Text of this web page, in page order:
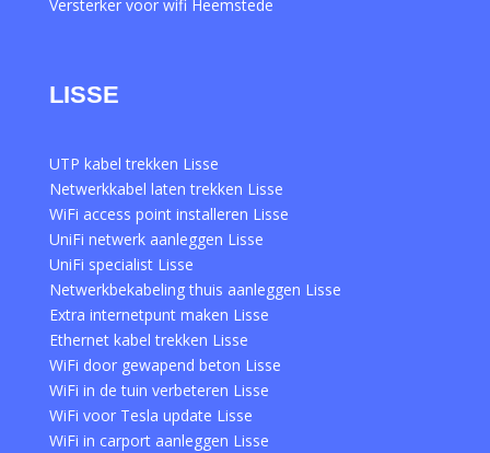
Versterker voor wifi Heemstede
LISSE
UTP kabel trekken Lisse
Netwerkkabel laten trekken Lisse
WiFi access point installeren Lisse
UniFi netwerk aanleggen Lisse
UniFi specialist Lisse
Netwerkbekabeling thuis aanleggen Lisse
Extra internetpunt maken Lisse
Ethernet kabel trekken Lisse
WiFi door gewapend beton Lisse
WiFi in de tuin verbeteren Lisse
WiFi voor Tesla update Lisse
WiFi in carport aanleggen Lisse